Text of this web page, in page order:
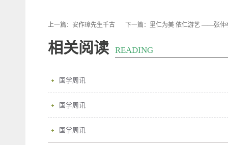
上一篇： 安作璋先生千古 下一篇： 里仁为美 依仁游艺 ——张仲
相关阅读 READING
国学周讯
国学周讯
国学周讯